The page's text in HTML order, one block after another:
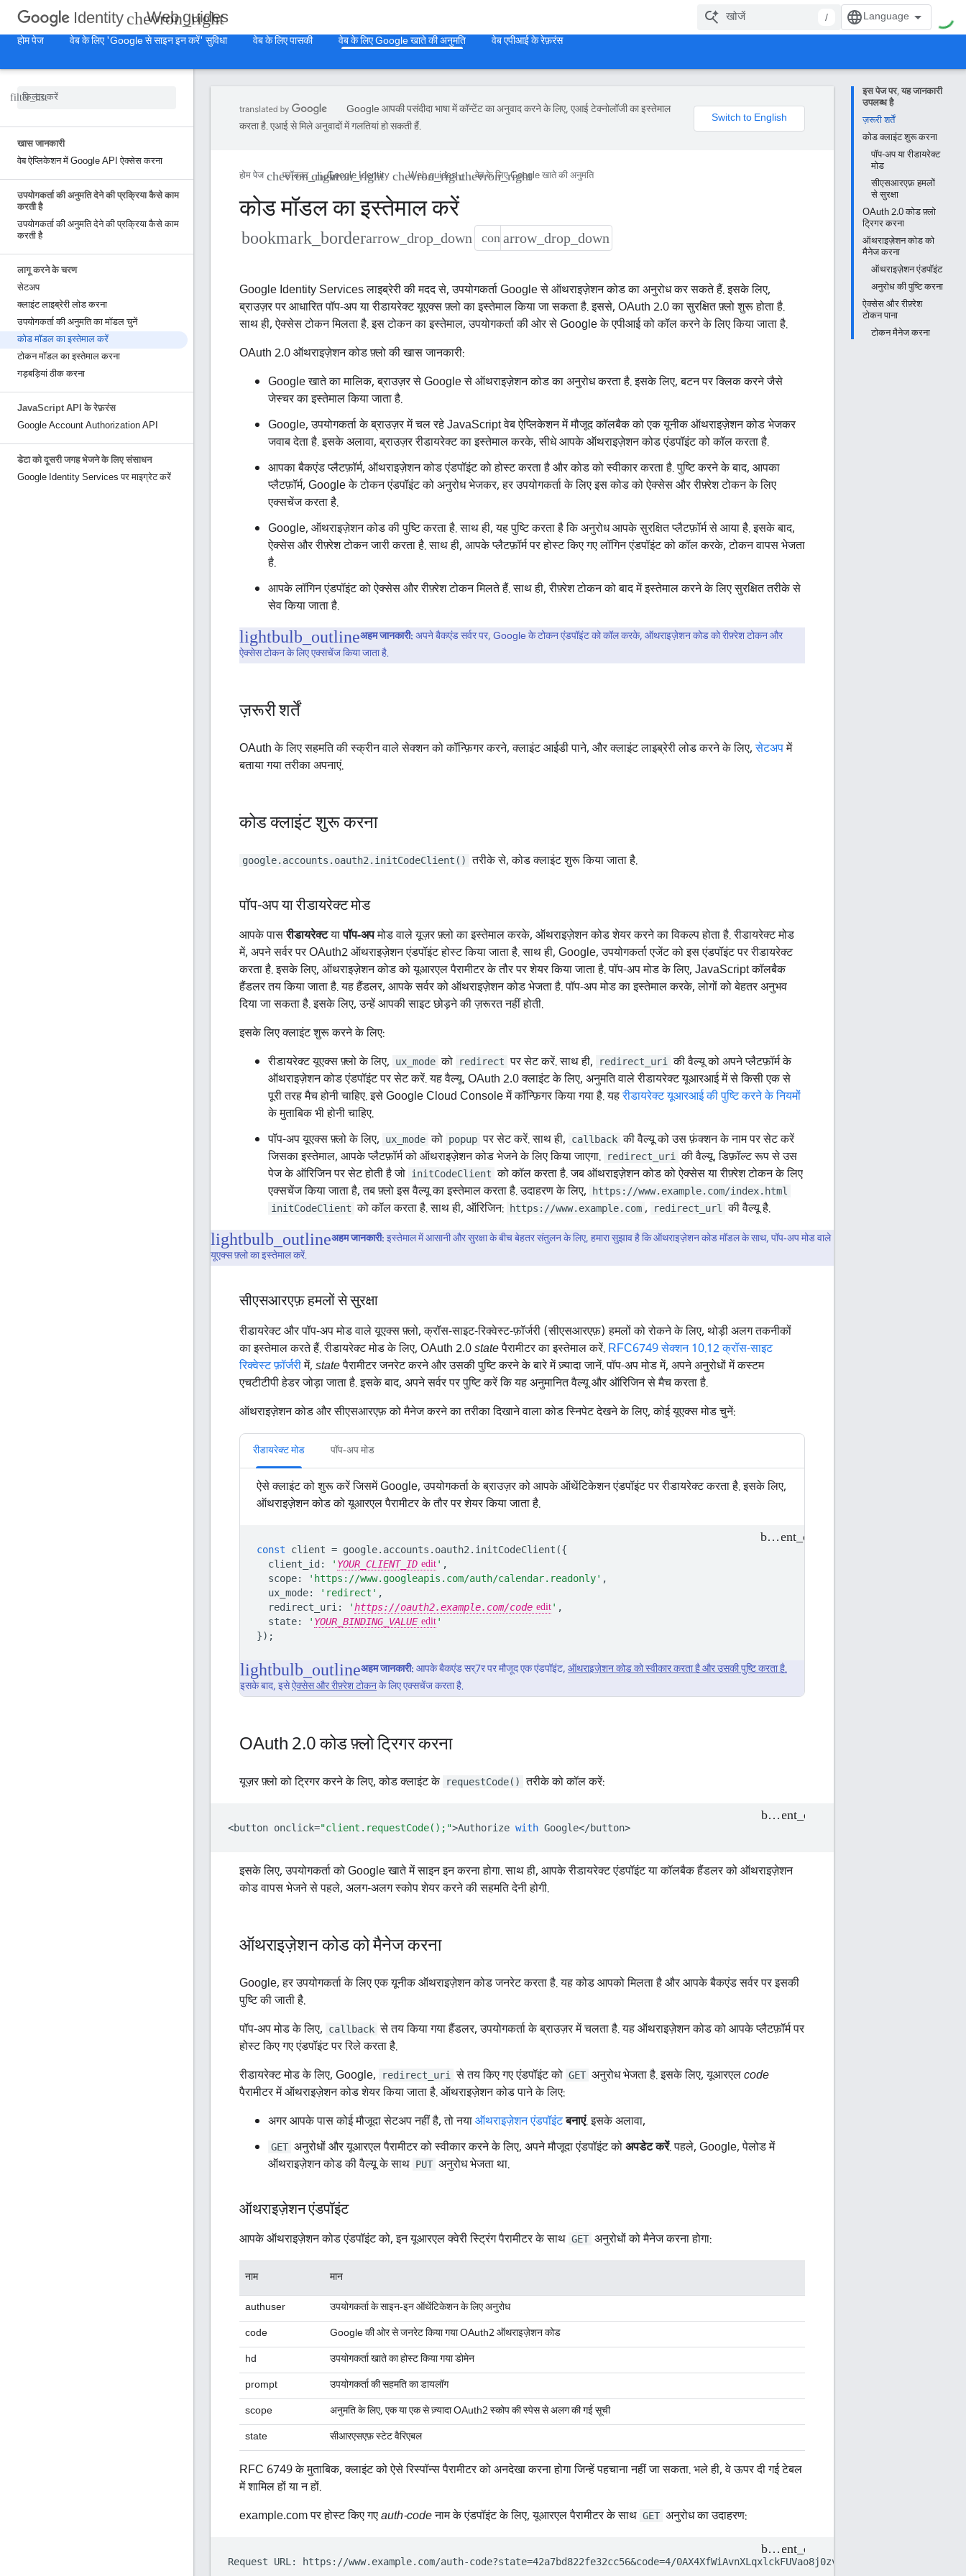
Identity Web guides /
होम पेज वेब के लिए 'Google से साइन इन करें' सुविधा वेब के लिए पासकी वेब के लिए Google खाते की अनुमति वेब एपीआई के रेफ़रंस
खास जानकारी
वेब ऐप्लिकेशन में Google API ऐक्सेस करना
उपयोगकर्ता की अनुमति देने की प्रक्रिया कैसे काम
करती है
उपयोगकर्ता की अनुमति देने की प्रक्रिया कैसे काम
करती है
लागू करने के चरण
सेटअप
क्लाइंट लाइब्रेरी लोड करना
उपयोगकर्ता की अनुमति का मॉडल चुनें
कोड मॉडल का इस्तेमाल करें
टोकन मॉडल का इस्तेमाल करना
गड़बड़ियां ठीक करना
JavaScript API के रेफ़रंस
Google Account Authorization API
डेटा को दूसरी जगह भेजने के लिए संसाधन
Google Identity Services पर माइग्रेट करें
इस पेज पर, यह जानकारी
उपलब्ध है
ज़रूरी शर्तें
कोड क्लाइंट शुरू करना
पॉप-अप या रीडायरेक्ट
मोड
सीएसआरएफ़ हमलों
से सुरक्षा
OAuth 2.0 कोड फ़्लो
ट्रिगर करना
ऑथराइज़ेशन कोड को
मैनेज करना
ऑथराइज़ेशन एंडपॉइंट
अनुरोध की पुष्टि करना
ऐक्सेस और रीफ़्रेश
टोकन पाना
टोकन मैनेज करना
Google आपकी पसंदीदा भाषा में कॉन्टेंट का अनुवाद करने के लिए, एआई टेक्नोलॉजी का इस्तेमाल
करता है. एआई से मिले अनुवादों में गलतियां हो सकती हैं.
होम पेज प्रॉडक्ट Google Identity Web guides वेब के लिए Google खाते की अनुमति
कोड मॉडल का इस्तेमाल करें
bookmark_border
Google Identity Services लाइब्रेरी की मदद से, उपयोगकर्ता Google से ऑथराइज़ेशन कोड का अनुरोध कर सकते हैं. इसके लिए,
ब्राउज़र पर आधारित पॉप-अप या रीडायरेक्ट यूएक्स फ़्लो का इस्तेमाल किया जा सकता है. इससे, OAuth 2.0 का सुरक्षित फ़्लो शुरू होता है.
साथ ही, ऐक्सेस टोकन मिलता है. इस टोकन का इस्तेमाल, उपयोगकर्ता की ओर से Google के एपीआई को कॉल करने के लिए किया जाता है.
OAuth 2.0 ऑथराइज़ेशन कोड फ़्लो की खास जानकारी:
Google खाते का मालिक, ब्राउज़र से Google से ऑथराइज़ेशन कोड का अनुरोध करता है. इसके लिए, बटन पर क्लिक करने जैसे
जेस्चर का इस्तेमाल किया जाता है.
Google, उपयोगकर्ता के ब्राउज़र में चल रहे JavaScript वेब ऐप्लिकेशन में मौजूद कॉलबैक को एक यूनीक ऑथराइज़ेशन कोड भेजकर
जवाब देता है. इसके अलावा, ब्राउज़र रीडायरेक्ट का इस्तेमाल करके, सीधे आपके ऑथराइज़ेशन कोड एंडपॉइंट को कॉल करता है.
आपका बैकएंड प्लैटफ़ॉर्म, ऑथराइज़ेशन कोड एंडपॉइंट को होस्ट करता है और कोड को स्वीकार करता है. पुष्टि करने के बाद, आपका
प्लैटफ़ॉर्म, Google के टोकन एंडपॉइंट को अनुरोध भेजकर, हर उपयोगकर्ता के लिए इस कोड को ऐक्सेस और रीफ़्रेश टोकन के लिए
एक्सचेंज करता है.
Google, ऑथराइज़ेशन कोड की पुष्टि करता है. साथ ही, यह पुष्टि करता है कि अनुरोध आपके सुरक्षित प्लैटफ़ॉर्म से आया है. इसके बाद,
ऐक्सेस और रीफ़्रेश टोकन जारी करता है. साथ ही, आपके प्लैटफ़ॉर्म पर होस्ट किए गए लॉगिन एंडपॉइंट को कॉल करके, टोकन वापस भेजता
है.
आपके लॉगिन एंडपॉइंट को ऐक्सेस और रीफ़्रेश टोकन मिलते हैं. साथ ही, रीफ़्रेश टोकन को बाद में इस्तेमाल करने के लिए सुरक्षित तरीके से
सेव किया जाता है.
अहम जानकारी:अपने बैकएंड सर्वर पर, Google के टोकन एंडपॉइंट को कॉल करके, ऑथराइज़ेशन कोड को रीफ़्रेश टोकन और
ऐक्सेस टोकन के लिए एक्सचेंज किया जाता है.
ज़रूरी शर्तें
OAuth के लिए सहमति की स्क्रीन वाले सेक्शन को कॉन्फ़िगर करने, क्लाइंट आईडी पाने, और क्लाइंट लाइब्रेरी लोड करने के लिए,सेटअपमें
बताया गया तरीका अपनाएं.
कोड क्लाइंट शुरू करना
google.accounts.oauth2.initCodeClient() तरीके से, कोड क्लाइंट शुरू किया जाता है.
पॉप-अप या रीडायरेक्ट मोड
आपके पासरीडायरेक्टयापॉप-अपमोड वाले यूज़र फ़्लो का इस्तेमाल करके, ऑथराइज़ेशन कोड शेयर करने का विकल्प होता है. रीडायरेक्ट मोड
में, अपने सर्वर पर OAuth2 ऑथराइज़ेशन एंडपॉइंट होस्ट किया जाता है. साथ ही, Google, उपयोगकर्ता एजेंट को इस एंडपॉइंट पर रीडायरेक्ट
करता है. इसके लिए, ऑथराइज़ेशन कोड को यूआरएल पैरामीटर के तौर पर शेयर किया जाता है. पॉप-अप मोड के लिए, JavaScript कॉलबैक
हैंडलर तय किया जाता है. यह हैंडलर, आपके सर्वर को ऑथराइज़ेशन कोड भेजता है. पॉप-अप मोड का इस्तेमाल करके, लोगों को बेहतर अनुभव
दिया जा सकता है. इसके लिए, उन्हें आपकी साइट छोड़ने की ज़रूरत नहीं होती.
इसके लिए क्लाइंट शुरू करने के लिए:
रीडायरेक्ट यूएक्स फ़्लो के लिए,
ux_mode को redirect पर सेट करें. साथ ही, redirect_uri की वैल्यू को अपने प्लैटफ़ॉर्म के
ऑथराइज़ेशन कोड एंडपॉइंट पर सेट करें. यह वैल्यू, OAuth 2.0 क्लाइंट के लिए, अनुमति वाले रीडायरेक्ट यूआरआई में से किसी एक से
पूरी तरह मैच होनी चाहिए. इसे Google Cloud Console में कॉन्फ़िगर किया गया है. यहरीडायरेक्ट यूआरआई की पुष्टि करने के नियमों
के मुताबिक भी होनी चाहिए.
पॉप-अप यूएक्स फ़्लो के लिए,
ux_mode को popup पर सेट करें. साथ ही, callback की वैल्यू को उस फ़ंक्शन के नाम पर सेट करें
जिसका इस्तेमाल, आपके प्लैटफ़ॉर्म को ऑथराइज़ेशन कोड भेजने के लिए किया जाएगा.
redirect_uri की वैल्यू, डिफ़ॉल्ट रूप से उस
पेज के ऑरिजिन पर सेट होती है जो initCodeClient को कॉल करता है. जब ऑथराइज़ेशन कोड को ऐक्सेस या रीफ़्रेश टोकन के लिए
एक्सचेंज किया जाता है, तब फ़्लो इस वैल्यू का इस्तेमाल करता है. उदाहरण के लिए,
https://www.example.com/index.html
initCodeClient को कॉल करता है. साथ ही, ऑरिजिन: https://www.example.com , redirect_url की वैल्यू है.
अहम जानकारी:इस्तेमाल में आसानी और सुरक्षा के बीच बेहतर संतुलन के लिए, हमारा सुझाव है कि ऑथराइज़ेशन कोड मॉडल के साथ, पॉप-अप मोड वाले
यूएक्स फ़्लो का इस्तेमाल करें.
सीएसआरएफ़ हमलों से सुरक्षा
रीडायरेक्ट और पॉप-अप मोड वाले यूएक्स फ़्लो, क्रॉस-साइट-रिक्वेस्ट-फ़ॉर्जरी (सीएसआरएफ़) हमलों को रोकने के लिए, थोड़ी अलग तकनीकों
का इस्तेमाल करते हैं. रीडायरेक्ट मोड के लिए, OAuth 2.0stateपैरामीटर का इस्तेमाल करें.RFC6749 सेक्शन 10.12 क्रॉस-साइट
रिक्वेस्ट फ़ॉर्जरीमें,stateपैरामीटर जनरेट करने और उसकी पुष्टि करने के बारे में ज़्यादा जानें. पॉप-अप मोड में, अपने अनुरोधों में कस्टम
एचटीटीपी हेडर जोड़ा जाता है. इसके बाद, अपने सर्वर पर पुष्टि करें कि यह अनुमानित वैल्यू और ऑरिजिन से मैच करता है.
ऑथराइज़ेशन कोड और सीएसआरएफ़ को मैनेज करने का तरीका दिखाने वाला कोड स्निपेट देखने के लिए, कोई यूएक्स मोड चुनें:
रीडायरेक्ट मोड पॉप-अप मोड
ऐसे क्लाइंट को शुरू करें जिसमें Google, उपयोगकर्ता के ब्राउज़र को आपके ऑथेंटिकेशन एंडपॉइंट पर रीडायरेक्ट करता है. इसके लिए,
ऑथराइज़ेशन कोड को यूआरएल पैरामीटर के तौर पर शेयर किया जाता है.
const client = google. accounts . oauth2 . initCodeClient ({
client_id : ' YOUR_CLIENT_ID ' ,
scope: 'https://www.googleapis.com/auth/calendar.readonly' ,
ux_mode: 'redirect' ,
redirect_uri : 'https://oauth2.example.com/code ' ,
state: ' YOUR_BINDING_VALUE
'
});
अहम जानकारी:आपके बैकएंड सर्7र पर मौजूद एक एंडपॉइंट,ऑथराइज़ेशन कोड को स्वीकार करता है और उसकी पुष्टि करता है.
इसके बाद, इसेऐक्सेस और रीफ़्रेश टोकनके लिए एक्सचेंज करता है.
OAuth 2.0 कोड फ़्लो ट्रिगर करना
यूज़र फ़्लो को ट्रिगर करने के लिए, कोड क्लाइंट के requestCode() तरीके को कॉल करें:
<button onclick="client.requestCode();">Authorize with Google</button
इसके लिए, उपयोगकर्ता को Google खाते में साइन इन करना होगा. साथ ही, आपके रीडायरेक्ट एंडपॉइंट या कॉलबैक हैंडलर को ऑथराइज़ेशन
कोड वापस भेजने से पहले, अलग-अलग स्कोप शेयर करने की सहमति देनी होगी.
ऑथराइज़ेशन कोड को मैनेज करना
Google, हर उपयोगकर्ता के लिए एक यूनीक ऑथराइज़ेशन कोड जनरेट करता है. यह कोड आपको मिलता है और आपके बैकएंड सर्वर पर इसकी
पुष्टि की जाती है.
पॉप-अप मोड के लिए,
callback से तय किया गया हैंडलर, उपयोगकर्ता के ब्राउज़र में चलता है. यह ऑथराइज़ेशन कोड को आपके प्लैटफ़ॉर्म पर
होस्ट किए गए एंडपॉइंट पर रिले करता है.
रीडायरेक्ट मोड के लिए, Google,
redirect_uri से तय किए गए एंडपॉइंट को GET अनुरोध भेजता है. इसके लिए, यूआरएलcode
पैरामीटर में ऑथराइज़ेशन कोड शेयर किया जाता है. ऑथराइज़ेशन कोड पाने के लिए:
अगर आपके पास कोई मौजूदा सेटअप नहीं है, तो नयाऑथराइज़ेशन एंडपॉइंटबनाएं. इसके अलावा,
GET अनुरोधों और यूआरएल पैरामीटर को स्वीकार करने के लिए, अपने मौजूदा एंडपॉइंट कोअपडेट करें. पहले, Google, पेलोड में
ऑथराइज़ेशन कोड की वैल्यू के साथ PUT अनुरोध भेजता था.
ऑथराइज़ेशन एंडपॉइंट
आपके ऑथराइज़ेशन कोड एंडपॉइंट को, इन यूआरएल क्वेरी स्ट्रिंग पैरामीटर के साथ GET अनुरोधों को मैनेज करना होगा:
नाम
मान
authuser
उपयोगकर्ता के साइन-इन ऑथेंटिकेशन के लिए अनुरोध
code
Google की ओर से जनरेट किया गया OAuth2 ऑथराइज़ेशन कोड
hd
उपयोगकर्ता खाते का होस्ट किया गया डोमेन
prompt
उपयोगकर्ता की सहमति का डायलॉग
scope
अनुमति के लिए, एक या एक से ज़्यादा OAuth2 स्कोप की स्पेस से अलग की गई सूची
state
सीआरएसएफ़ स्टेट वैरिएबल
RFC 6749 के मुताबिक, क्लाइंट को ऐसे रिस्पॉन्स पैरामीटर को अनदेखा करना होगा जिन्हें पहचाना नहीं जा सकता. भले ही, वे ऊपर दी गई टेबल
में शामिल हों या न हों.
example.com पर होस्ट किए गएauth-codeनाम के एंडपॉइंट के लिए, यूआरएल पैरामीटर के साथ GET अनुरोध का उदाहरण: